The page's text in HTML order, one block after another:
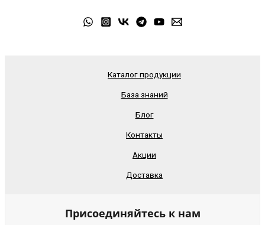
Каталог продукции
База знаний
Блог
Контакты
Акции
Доставка
Присоединяйтесь к нам